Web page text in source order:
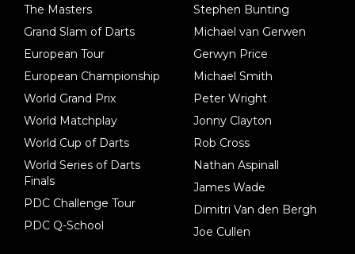
The Masters
Grand Slam of Darts
European Tour
European Championship
World Grand Prix
World Matchplay
World Cup of Darts
World Series of Darts
Finals
PDC Challenge Tour
PDC Q-School
Stephen Bunting
Michael van Gerwen
Gerwyn Price
Michael Smith
Peter Wright
Jonny Clayton
Rob Cross
Nathan Aspinall
James Wade
Dimitri Van den Bergh
Joe Cullen